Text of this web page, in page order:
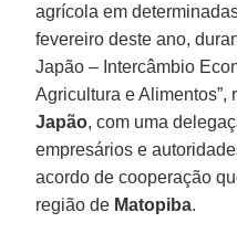
agrícola em
fevereiro deste ano,
Japão – Intercâmbio
Agricultura e Alimentos”,
Japão, com uma
empresários e
acordo de cooperação
região de Matopiba.